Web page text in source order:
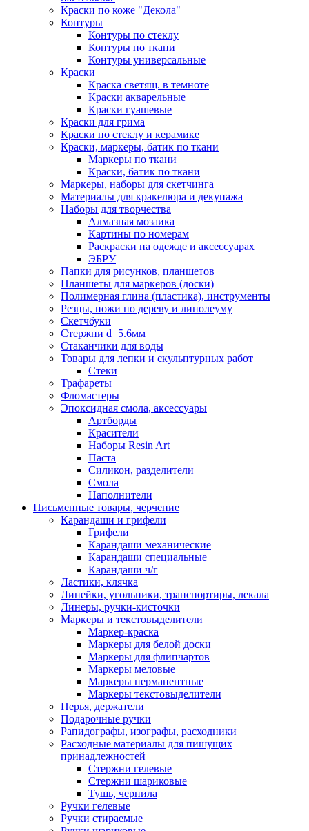
Краски по коже "Декола"
Контуры
Контуры по стеклу
Контуры по ткани
Контуры универсальные
Краски
Краска светящ. в темноте
Краски акварельные
Краски гуашевые
Краски для грима
Краски по стеклу и керамике
Краски, маркеры, батик по ткани
Маркеры по ткани
Краски, батик по ткани
Маркеры, наборы для скетчинга
Материалы для кракелюра и декупажа
Наборы для творчества
Алмазная мозаика
Картины по номерам
Раскраски на одежде и аксессуарах
ЭБРУ
Папки для рисунков, планшетов
Планшеты для маркеров (доски)
Полимерная глина (пластика), инструменты
Резцы, ножи по дереву и линолеуму
Скетчбуки
Стержни d=5.6мм
Стаканчики для воды
Товары для лепки и скульптурных работ
Стеки
Трафареты
Фломастеры
Эпоксидная смола, аксессуары
Артборды
Красители
Наборы Resin Art
Паста
Силикон, разделители
Смола
Наполнители
Письменные товары, черчение
Карандаши и грифели
Грифели
Карандаши механические
Карандаши специальные
Карандаши ч/г
Ластики, клячка
Линейки, угольники, транспортиры, лекала
Линеры, ручки-кисточки
Маркеры и текстовыделители
Маркер-краска
Маркеры для белой доски
Маркеры для флипчартов
Маркеры меловые
Маркеры перманентные
Маркеры текстовыделители
Перья, держатели
Подарочные ручки
Рапидографы, изографы, расходники
Расходные материалы для пишущих
принадлежностей
Стержни гелевые
Стержни шариковые
Тушь, чернила
Ручки гелевые
Ручки стираемые